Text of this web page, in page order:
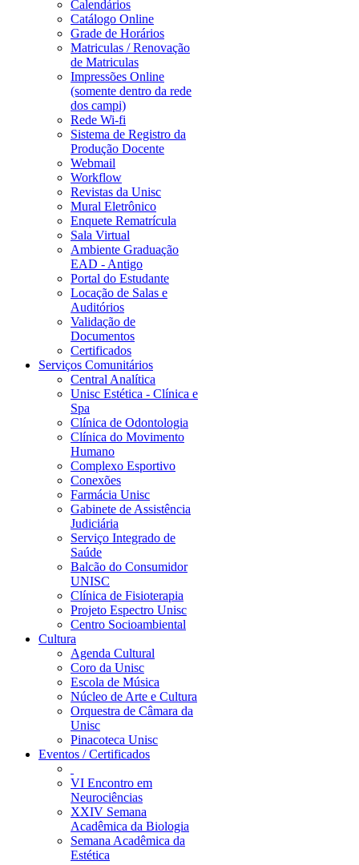
Calendários
Catálogo Online
Grade de Horários
Matriculas / Renovação
de Matriculas
Impressões Online
(somente dentro da rede
dos campi)
Rede Wi-fi
Sistema de Registro da
Produção Docente
Webmail
Workflow
Revistas da Unisc
Mural Eletrônico
Enquete Rematrícula
Sala Virtual
Ambiente Graduação
EAD - Antigo
Portal do Estudante
Locação de Salas e
Auditórios
Validação de
Documentos
Certificados
Serviços Comunitários
Central Analítica
Unisc Estética - Clínica e
Spa
Clínica de Odontologia
Clínica do Movimento
Humano
Complexo Esportivo
Conexões
Farmácia Unisc
Gabinete de Assistência
Judiciária
Serviço Integrado de
Saúde
Balcão do Consumidor
UNISC
Clínica de Fisioterapia
Projeto Espectro Unisc
Centro Socioambiental
Cultura
Agenda Cultural
Coro da Unisc
Escola de Música
Núcleo de Arte e Cultura
Orquestra de Câmara da
Unisc
Pinacoteca Unisc
Eventos / Certificados
VI Encontro em
Neurociências
XXIV Semana
Acadêmica da Biologia
Semana Acadêmica da
Estética